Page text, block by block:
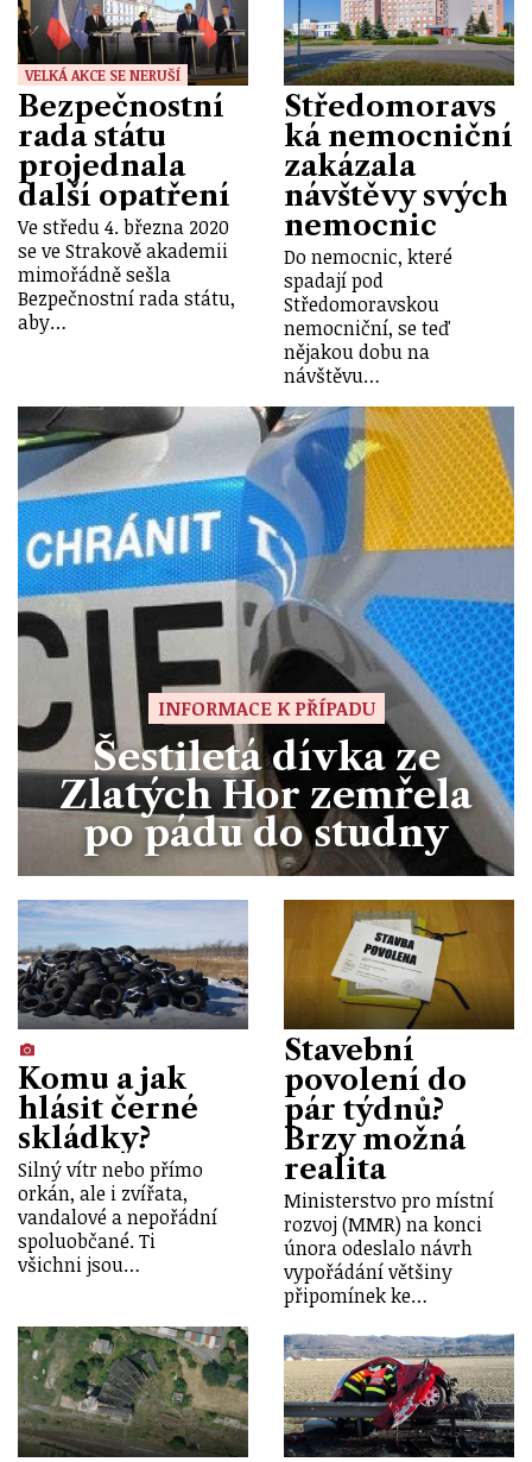
VELKÁ AKCE SE NERUŠÍ
Bezpečnostní
rada státu
projednala
další opatření
Ve středu 4. března 2020
se ve Strakově akademii
mimořádně sešla
Bezpečnostní rada státu,
aby…
Středomoravs
ká nemocniční
zakázala
návštěvy svých
nemocnic
Do nemocnic, které
spadají pod
Středomoravskou
nemocniční, se teď
nějakou dobu na
návštěvu…
INFORMACE K PŘÍPADU
Šestiletá dívka ze
Zlatých Hor zemřela
po pádu do studny
Komu a jak
hlásit černé
skládky?
Silný vítr nebo přímo
orkán, ale i zvířata,
vandalové a nepořádní
spoluobčané. Ti
všichni jsou…
Stavební
povolení do
pár týdnů?
Brzy možná
realita
Ministerstvo pro místní
rozvoj (MMR) na konci
února odeslalo návrh
vypořádání většiny
připomínek ke…